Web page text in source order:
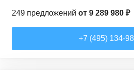
249 предложений от 9 289 980 ₽
+7 (495) 134-